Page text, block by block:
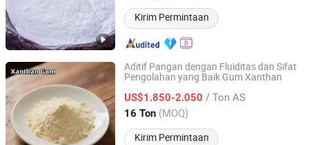
Kirim Permintaan
Aditif Pangan dengan Fluiditas dan Sifat
Pengolahan yang Baik Gum Xanthan
US$1.850-2.050 / Ton AS
16 Ton (MOQ)
Kirim Permintaan
Jinbei Chemical ( Shandong) Co., Ltd.
Shandong, China Harga mulai 2026